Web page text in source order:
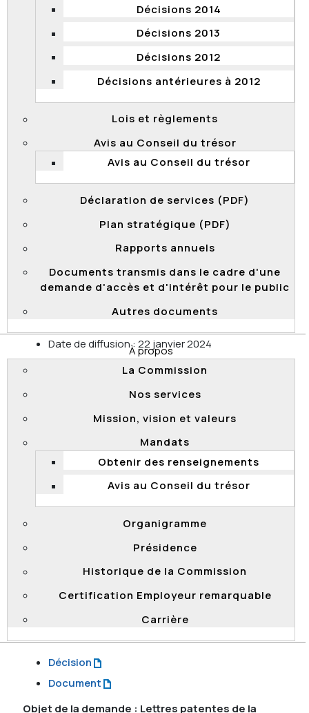
Décisions 2014
Décisions 2013
Décisions 2012
Décisions antérieures à 2012
Lois et règlements
Avis au Conseil du trésor
Avis au Conseil du trésor
Déclaration de services (PDF)
Plan stratégique (PDF)
Rapports annuels
Documents transmis dans le cadre d'une
demande d'accès et d'intérêt pour le public
Autres documents
À propos
La Commission
Nos services
Mission, vision et valeurs
Mandats
Obtenir des renseignements
Avis au Conseil du trésor
Organigramme
Présidence
Historique de la Commission
Certification Employeur remarquable
Carrière
Commission présentés par ministère ou
organisme défendeur et liste des enquêtes
ministère ou organisme visé
Date de transmission des documents : 19 janvier
2024
Date de diffusion : 22 janvier 2024
Documents transmis
Commission qui ont été congédiés, ces cinq
dernières années, pour avoir enfreint le code
d’éthique ainsi que pour vol.
Date de transmission des documents : 16 janvier
Date de diffusion : 22 janvier 2024
Document transmis
2023
Aucune demande d'accès à l'information n'a été
adressée à la Commission.
Objet de la demande : Informations sur la
représentativité des membres des communautés
publics
Date de transmission des documents : 8
décembre 2022
Date de diffusion : 8 décembre 2022
Documents transmis
Décision
Document
Objet de la demande : Lettres patentes de la